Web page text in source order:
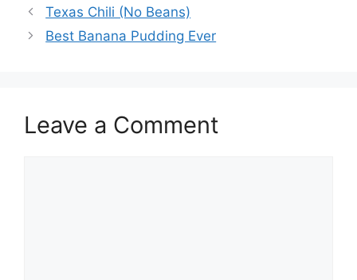
Texas Chili (No Beans)
Best Banana Pudding Ever
Leave a Comment